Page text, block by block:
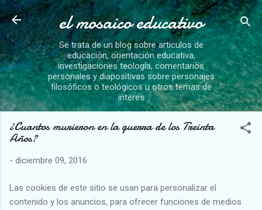
Ir al contenido principal
el mosaico educativo
Se trata de un blog sobre artículos de
educación, orientación educativa,
investigaciones teología, comentarios
personales y diapositivas sobre personajes
filosóficos o teológicos u otros temas de
interes
¿Cuantos murieron en la guerra de los Treinta
Años?
- diciembre 09, 2016
Las cookies de este sitio se usan para personalizar el
contenido y los anuncios, para ofrecer funciones de medios